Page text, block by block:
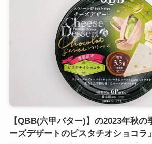
【QBB(六甲バター)】の2023年秋
ーズデザートのピスタチオショコラ